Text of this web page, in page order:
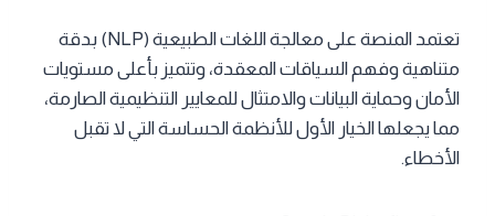
تعتمد المنصة على معالجة اللغات الطبيعية (NLP) بدقة
متناهية وفهم السياقات المعقدة، وتتميز بأعلى مستويات
الأمان وحماية البيانات والامتثال للمعايير التنظيمية الصارمة،
مما يجعلها الخيار الأول للأنظمة الحساسة التي لا تقبل
الأخطاء.